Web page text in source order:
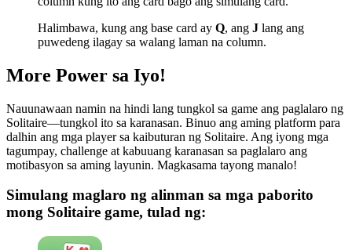
Halimbawa, kung ang base card ay Q, ang J lang ang
puwedeng ilagay sa walang laman na column.
More Power sa Iyo!
Nauunawaan namin na hindi lang tungkol sa game ang paglalaro ng
Solitaire—tungkol ito sa karanasan. Binuo ang aming platform para
dalhin ang mga player sa kaibuturan ng Solitaire. Ang iyong mga
tagumpay, challenge at kabuuang karanasan sa paglalaro ang
motibasyon sa aming layunin. Magkasama tayong manalo!
Simulang maglaro ng alinman sa mga paborito
mong Solitaire game, tulad ng: